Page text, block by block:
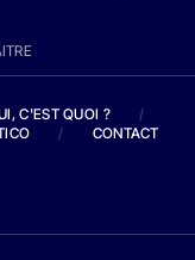
C'EST QUOI ?
/
/ CONTACT